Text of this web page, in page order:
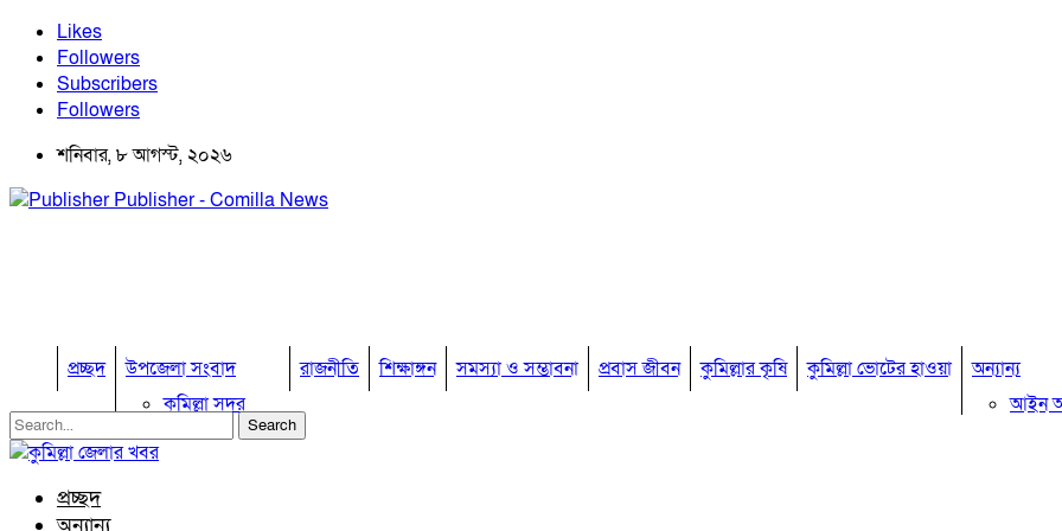
Likes
Followers
Subscribers
Followers
শনিবার, ৮ আগস্ট, ২০২৬
Publisher - Comilla News
প্রচ্ছদ
উপজেলা সংবাদ
কুমিল্লা সদর
কুমিল্লা সদর দক্ষিণ
রাজনীতি শিক্ষাঙ্গন সমস্যা ও সম্ভাবনা প্রবাস জীবন কুমিল্লার কৃষি কুমিল্লা ভোটের হাওয়া
অন্যান্য
আইন
প্রচ্ছদ